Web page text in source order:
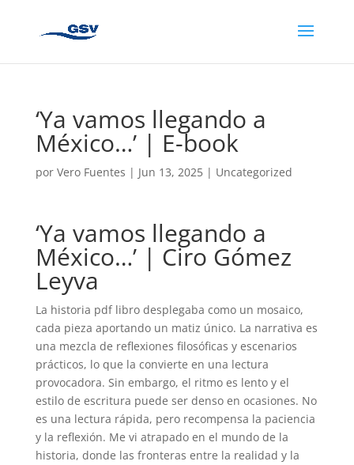
‘Ya vamos llegando a
México…’ | E-book
por Vero Fuentes | Jun 13, 2025| Uncategorized
‘Ya vamos llegando a
México…’ | Ciro Gómez
Leyva
La historia pdf libro desplegaba como un mosaico,
cada pieza aportando un matiz único. La narrativa es
una mezcla de reflexiones filosóficas y escenarios
prácticos, lo que la convierte en una lectura
provocadora. Sin embargo, el ritmo es lento y el
estilo de escritura puede ser denso en ocasiones. No
es una lectura rápida, pero recompensa la paciencia
y la reflexión. Me vi atrapado en el mundo de la
historia, donde las fronteras entre la realidad y la